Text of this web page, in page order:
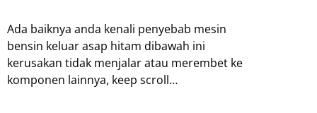
Ada baiknya anda kenali penyebab mesin
bensin keluar asap hitam dibawah ini
kerusakan tidak menjalar atau merembet ke
komponen lainnya, keep scroll…